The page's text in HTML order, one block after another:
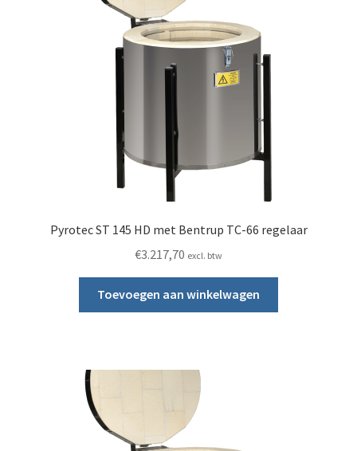
Pyrotec ST 145 HD met Bentrup TC-66 regelaar
€3.217,70 excl. btw
Toevoegen aan winkelwagen